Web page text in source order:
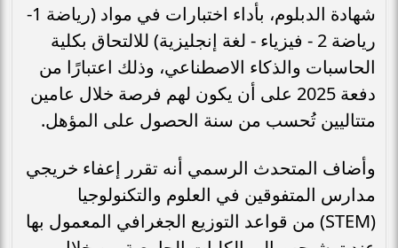
شهادة الدبلوم، بأداء اختبارات في مواد (رياضة 1-
رياضة 2 - فيزياء - لغة إنجليزية) للالتحاق بكلية
الحاسبات والذكاء الاصطناعي، وذلك اعتبارًا من
دفعة 2025 على أن يكون لهم فرصة خلال عامين
متتاليين تُحسب من سنة الحصول على المؤهل.
وأضاف المتحدث الرسمي أنه تقرر إعفاء خريجي
مدارس المتفوقين في العلوم والتكنولوجيا
(STEM) من قواعد التوزيع الجغرافي المعمول بها